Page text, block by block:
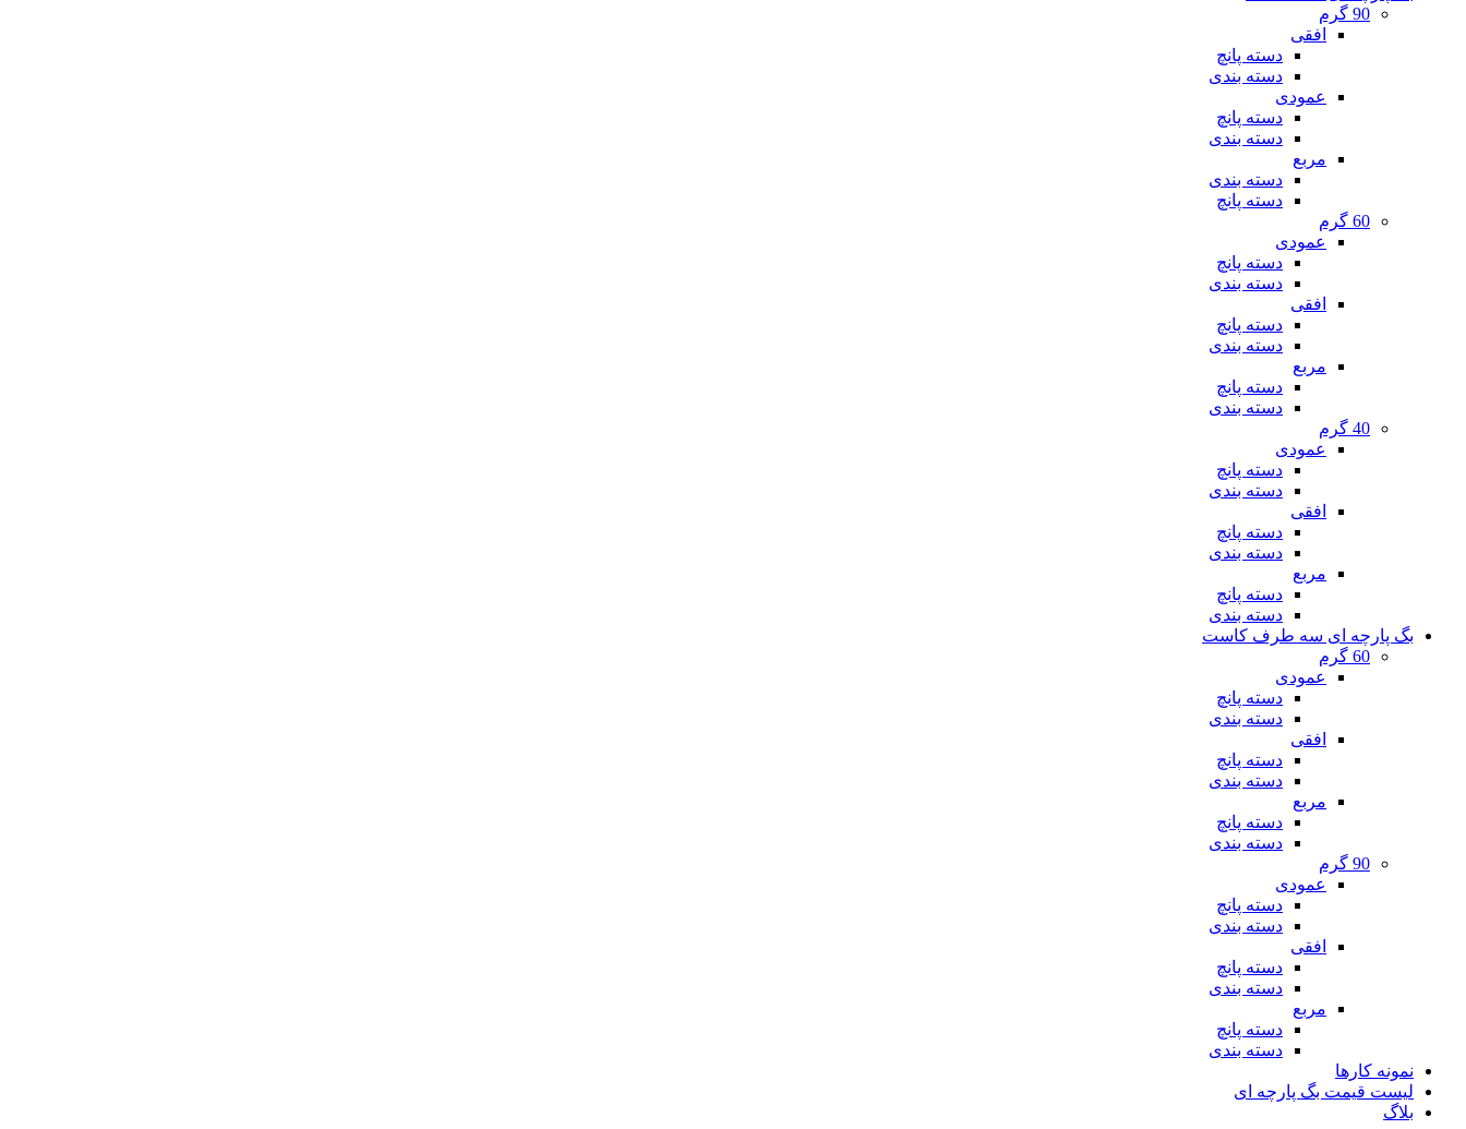
90 گرم
افقی
دسته پانچ
دسته بندی
عمودی
دسته پانچ
دسته بندی
مربع
دسته بندی
دسته پانچ
60 گرم
عمودی
دسته پانچ
دسته بندی
افقی
دسته پانچ
دسته بندی
مربع
دسته پانچ
دسته بندی
40 گرم
عمودی
دسته پانچ
دسته بندی
افقی
دسته پانچ
دسته بندی
مربع
دسته پانچ
دسته بندی
بگ پارچه ای سه طرف کاست
60 گرم
عمودی
دسته پانچ
دسته بندی
افقی
دسته پانچ
دسته بندی
مربع
دسته پانچ
دسته بندی
90 گرم
عمودی
دسته پانچ
دسته بندی
افقی
دسته پانچ
دسته بندی
مربع
دسته پانچ
دسته بندی
نمونه کارها
لیست قیمت بگ پارچه ای
بلاگ